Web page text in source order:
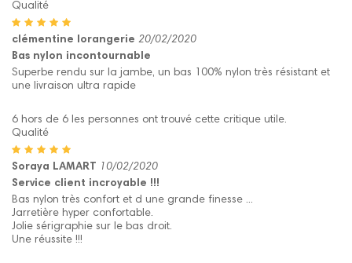
Qualité
clémentine lorangerie 20/02/2020
Bas nylon incontournable
Superbe rendu sur la jambe, un bas 100% nylon très résistant et
une livraison ultra rapide
6 hors de 6 les personnes ont trouvé cette critique utile.
Qualité
Soraya LAMART
10/02/2020
Service client incroyable !!!
Bas nylon très confort et d une grande finesse ...
Jarretière hyper confortable.
Jolie sérigraphie sur le bas droit.
Une réussite !!!